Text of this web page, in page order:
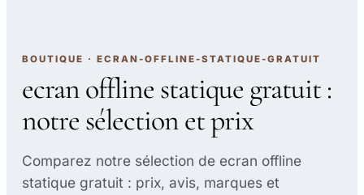
BOUTIQUE · ECRAN-OFFLINE-STATIQUE-GRATUIT
ecran offline statique gratuit :
notre sélection et prix
Comparez notre sélection de ecran offline
statique gratuit : prix, avis, marques et